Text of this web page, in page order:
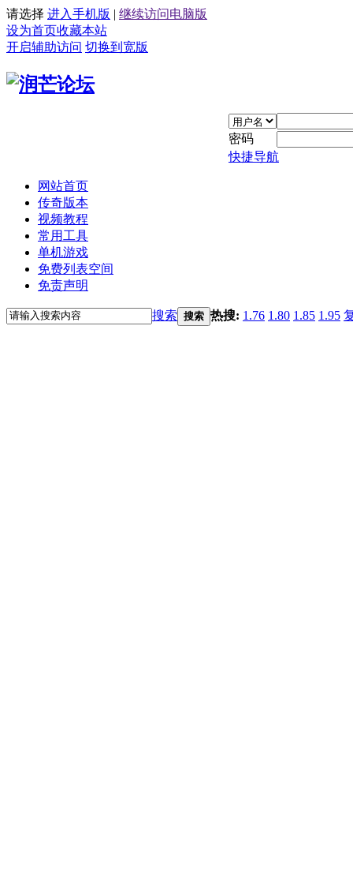
请选择 进入手机版 | 继续访问电脑版
设为首页收藏本站
开启辅助访问 切换到宽版
密码
快捷导航
网站首页
传奇版本
视频教程
常用工具
单机游戏
免费列表空间
免责声明
搜索 搜索 热搜: 1.76 1.80 1.85 1.95